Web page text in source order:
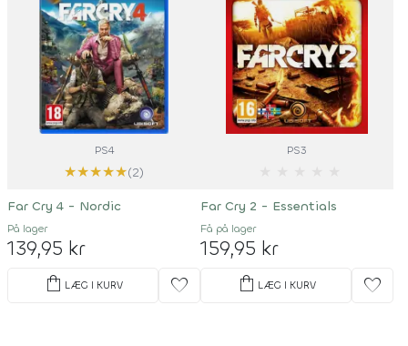
PS4
★★★★★(2)
Far Cry 4 - Nordic
På lager
139,95 kr
shopping_bag LÆG I KURV favorite
PS3
Far Cry 2 - Essentials
Få på lager
159,95 kr
shopping_bag LÆG I KURV favorite